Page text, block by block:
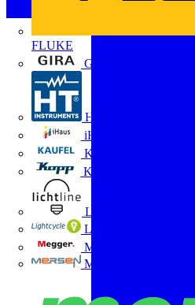
FLUKE
Gira
HT Instruments GmbH
iHaus
Kaufel
Kopp
Lichtline
LIGHTCYCLE
Megger
Mersen